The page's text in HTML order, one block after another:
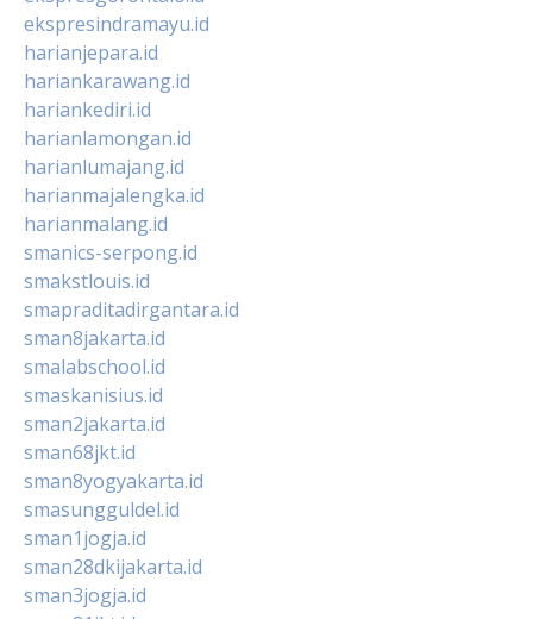
ekspresindramayu.id
harianjepara.id
hariankarawang.id
hariankediri.id
harianlamongan.id
harianlumajang.id
harianmajalengka.id
harianmalang.id
smanics-serpong.id
smakstlouis.id
smapraditadirgantara.id
sman8jakarta.id
smalabschool.id
smaskanisius.id
sman2jakarta.id
sman68jkt.id
sman8yogyakarta.id
smasungguldel.id
sman1jogja.id
sman28dkijakarta.id
sman3jogja.id